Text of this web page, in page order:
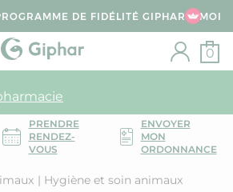
DE FIDÉLITÉ GIPHAR & MOI
0
PRENDRE
RENDEZ-
VOUS
ENVOYER
MON
ORDONNANCE
Hygiène et soin animaux